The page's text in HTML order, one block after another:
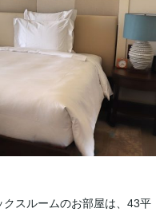
スルームのお部屋は、43平